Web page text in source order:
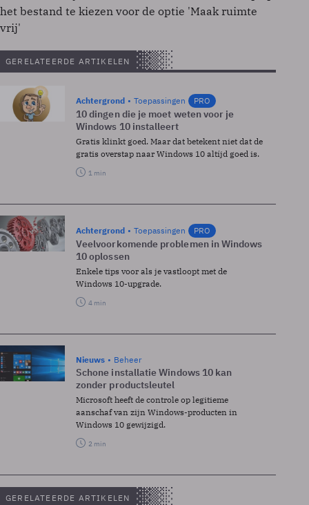
het bestand te kiezen voor de optie 'Maak ruimte
vrij'
GERELATEERDE ARTIKELEN
Achtergrond Toepassingen PRO
10 dingen die je moet weten voor je
Windows 10 installeert
Gratis klinkt goed. Maar dat betekent niet dat de
gratis overstap naar Windows 10 altíjd goed is.
1 min
Achtergrond Toepassingen PRO
Veelvoorkomende problemen in Windows
10 oplossen
Enkele tips voor als je vastloopt met de
Windows 10-upgrade.
4 min
Nieuws Beheer
Schone installatie Windows 10 kan
zonder productsleutel
Microsoft heeft de controle op legitieme
aanschaf van zijn Windows-producten in
Windows 10 gewijzigd.
2 min
GERELATEERDE ARTIKELEN